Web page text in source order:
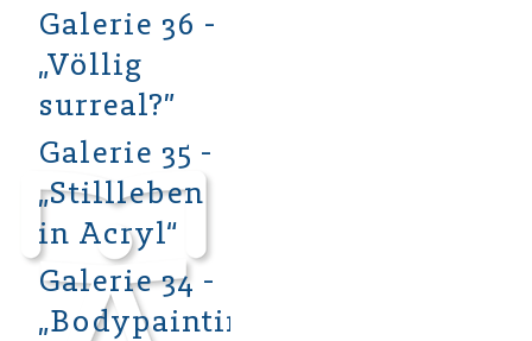
Galerie 36 -
„Völlig
surreal?”
Galerie 35 -
„Stillleben
in Acryl“
Galerie 34 -
„Bodypainting